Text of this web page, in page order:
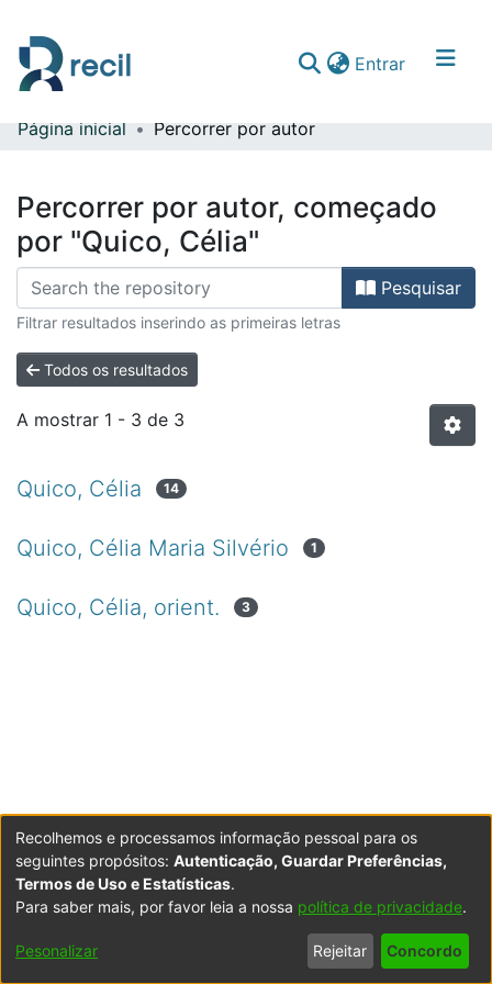
Entrar(current)
Comunidades & Coleções
Página inicial Percorrer por autor
Percorrer por autor, começado
por "Quico, Célia"
Pesquisar
Filtrar resultados inserindo as primeiras letras
Todos os resultados
A mostrar 1 - 3 de 3
Quico, Célia 14
Quico, Célia Maria Silvério 1
Quico, Célia, orient. 3
Powered by DSpace Copyright © 2003-2026LYRASIS
Configurações
Política de
Privacidade
Termos
de Uso
Contacte-
nos
Recolhemos e processamos informação pessoal para os
seguintes propósitos: Autenticação, Guardar Preferências,
Termos de Uso e Estatísticas.
Para saber mais, por favor leia a nossa política de privacidade.
Pesonalizar Rejeitar Concordo